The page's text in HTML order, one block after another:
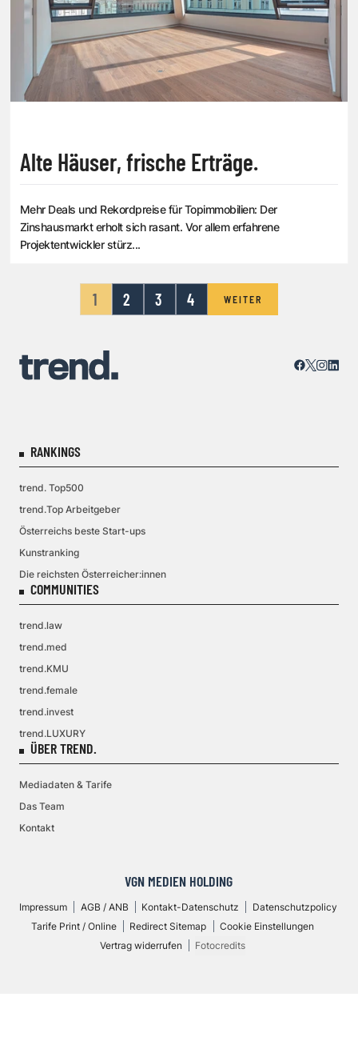
Alte Häuser, frische Erträge.
Mehr Deals und Rekordpreise für Topimmobilien: Der
Zinshausmarkt erholt sich rasant. Vor allem erfahrene
Projektentwickler stürz...
1 2 3 4 WEITER
RANKINGS
trend. Top500
trend.Top Arbeitgeber
Österreichs beste Start-ups
Kunstranking
Die reichsten Österreicher:innen
COMMUNITIES
trend.law
trend.med
trend.KMU
trend.female
trend.invest
trend.LUXURY
ÜBER TREND.
Mediadaten & Tarife
Das Team
Kontakt
VGN MEDIEN HOLDING
Impressum AGB / ANB Kontakt-Datenschutz
Datenschutzpolicy
Tarife Print / Online
Redirect Sitemap
Cookie Einstellungen
Vertrag widerrufen
Fotocredits